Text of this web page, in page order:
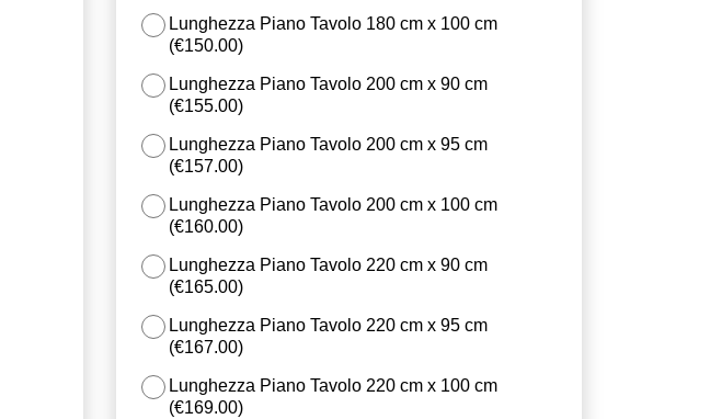
Lunghezza Piano Tavolo 180 cm x 100 cm
(€150.00)
Lunghezza Piano Tavolo 200 cm x 90 cm
(€155.00)
Lunghezza Piano Tavolo 200 cm x 95 cm
(€157.00)
Lunghezza Piano Tavolo 200 cm x 100 cm
(€160.00)
Lunghezza Piano Tavolo 220 cm x 90 cm
(€165.00)
Lunghezza Piano Tavolo 220 cm x 95 cm
(€167.00)
Lunghezza Piano Tavolo 220 cm x 100 cm
(€169.00)